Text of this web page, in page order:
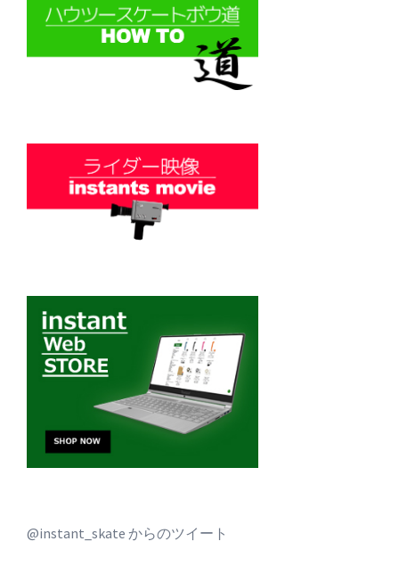
@instant_skate からのツイート